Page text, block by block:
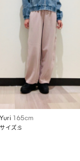
Yuri 165cm
サイズ:S